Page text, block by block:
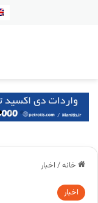
خانه/ اخبار
اخبار